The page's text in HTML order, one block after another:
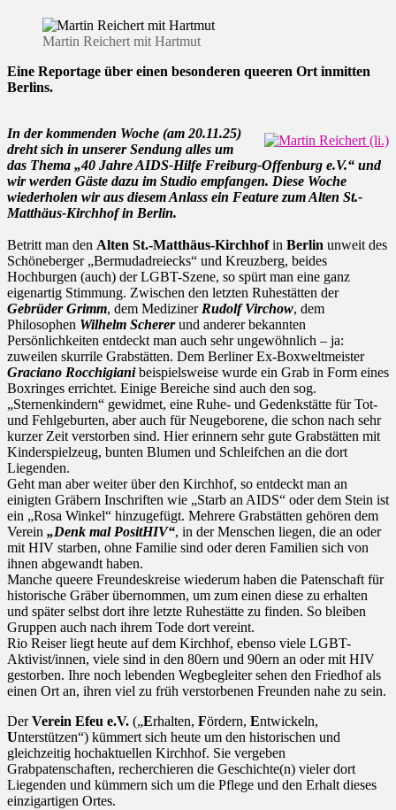
Martin Reichert mit Hartmut
Eine Reportage über einen besonderen queeren Ort inmitten
Berlins.
In der kommenden Woche (am 20.11.25)
dreht sich in unserer Sendung alles um
das Thema „40 Jahre AIDS-Hilfe Freiburg-Offenburg e.V.“ und
wir werden Gäste dazu im Studio empfangen. Diese Woche
wiederholen wir aus diesem Anlass ein Feature zum Alten St.-
Matthäus-Kirchhof in Berlin.
Betritt man den Alten St.-Matthäus-Kirchhofin Berlin unweit des
Schöneberger „Bermudadreiecks“ und Kreuzberg, beides
Hochburgen (auch) der LGBT-Szene, so spürt man eine ganz
eigenartig Stimmung. Zwischen den letzten Ruhestätten der
Gebrüder Grimm, dem Mediziner Rudolf Virchow, dem
Philosophen Wilhelm Schererund anderer bekannten
Persönlichkeiten entdeckt man auch sehr ungewöhnlich – ja:
zuweilen skurrile Grabstätten. Dem Berliner Ex-Boxweltmeister
Graciano Rocchigianibeispielsweise wurde ein Grab in Form eines
Boxringes errichtet. Einige Bereiche sind auch den sog.
„Sternenkindern“ gewidmet, eine Ruhe- und Gedenkstätte für Tot-
und Fehlgeburten, aber auch für Neugeborene, die schon nach sehr
kurzer Zeit verstorben sind. Hier erinnern sehr gute Grabstätten mit
Kinderspielzeug, bunten Blumen und Schleifchen an die dort
Liegenden.
Geht man aber weiter über den Kirchhof, so entdeckt man an
einigten Gräbern Inschriften wie „Starb an AIDS“ oder dem Stein ist
ein „Rosa Winkel“ hinzugefügt. Mehrere Grabstätten gehören dem
Verein „Denk mal PositHIV“, in der Menschen liegen, die an oder
mit HIV starben, ohne Familie sind oder deren Familien sich von
ihnen abgewandt haben.
Manche queere Freundeskreise wiederum haben die Patenschaft für
historische Gräber übernommen, um zum einen diese zu erhalten
und später selbst dort ihre letzte Ruhestätte zu finden. So bleiben
Gruppen auch nach ihrem Tode dort vereint.
Rio Reiser liegt heute auf dem Kirchhof, ebenso viele LGBT-
Aktivist/innen, viele sind in den 80ern und 90ern an oder mit HIV
gestorben. Ihre noch lebenden Wegbegleiter sehen den Friedhof als
einen Ort an, ihren viel zu früh verstorbenen Freunden nahe zu sein.
DerVerein Efeu e.V. („Erhalten, Fördern, Entwickeln,
Unterstützen“) kümmert sich heute um den historischen und
gleichzeitig hochaktuellen Kirchhof. Sie vergeben
Grabpatenschaften, recherchieren die Geschichte(n) vieler dort
Liegenden und kümmern sich um die Pflege und den Erhalt dieses
einzigartigen Ortes.